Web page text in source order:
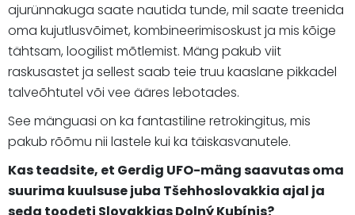
ajurünnakuga saate nautida tunde, mil saate treenida
oma kujutlusvõimet, kombineerimisoskust ja mis kõige
tähtsam, loogilist mõtlemist. Mäng pakub viit
raskusastet ja sellest saab teie truu kaaslane pikkadel
talveõhtutel või vee ääres lebotades.
See mänguasi on ka fantastiline retrokingitus, mis
pakub rõõmu nii lastele kui ka täiskasvanutele.
Kas teadsite, et Gerdig UFO-mäng saavutas oma
suurima kuulsuse juba Tšehhoslovakkia ajal ja